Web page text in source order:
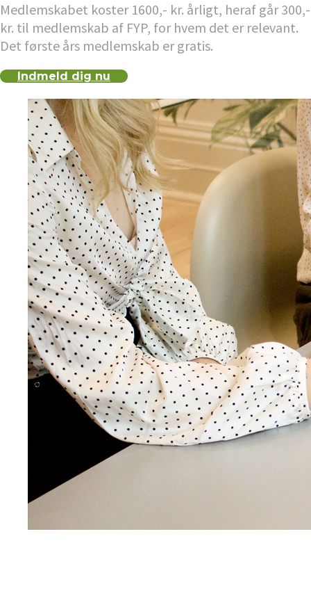
Medlemskabet koster 1600,- kr. årligt, heraf går 300,-
kr. til medlemskab af FYP, for hvem det er relevant.
Det første års medlemskab er gratis.
Indmeld dig nu